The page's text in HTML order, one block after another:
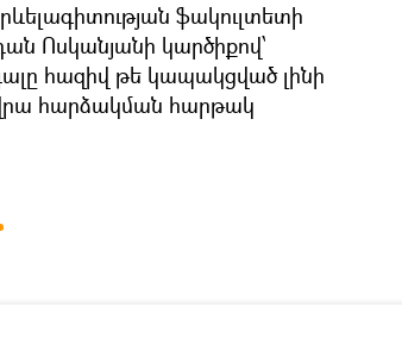
ֆակուլտետի
Ոսկանյանի կարծիքով՝
հազիվ թե կապակցված լինի
հարձակման հարթակ